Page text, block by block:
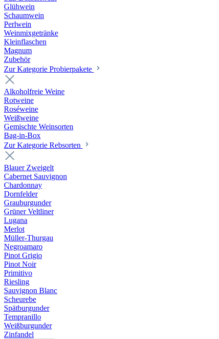
Glühwein
Schaumwein
Perlwein
Weinmixgetränke
Kleinflaschen
Magnum
Zubehör
Zur Kategorie Probierpakete
Alkoholfreie Weine
Rotweine
Roséweine
Weißweine
Gemischte Weinsorten
Bag-in-Box
Zur Kategorie Rebsorten
Blauer Zweigelt
Cabernet Sauvignon
Chardonnay
Dornfelder
Grauburgunder
Grüner Veltliner
Lugana
Merlot
Müller-Thurgau
Negroamaro
Pinot Grigio
Pinot Noir
Primitivo
Riesling
Sauvignon Blanc
Scheurebe
Spätburgunder
Tempranillo
Weißburgunder
Zinfandel